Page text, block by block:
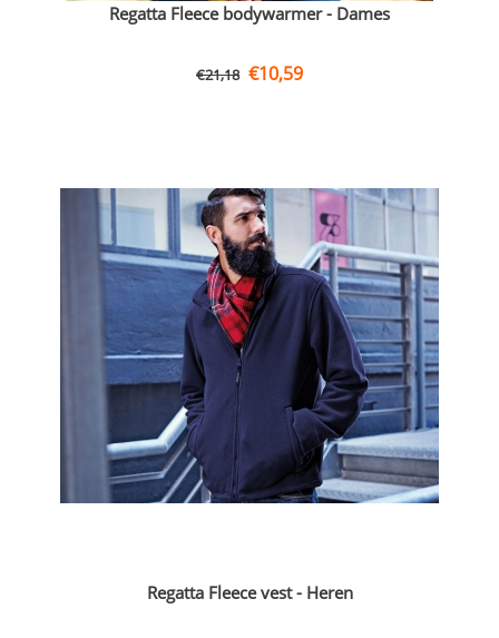
Regatta Fleece bodywarmer - Dames
€21,18 €10,59
Regatta Fleece vest - Heren